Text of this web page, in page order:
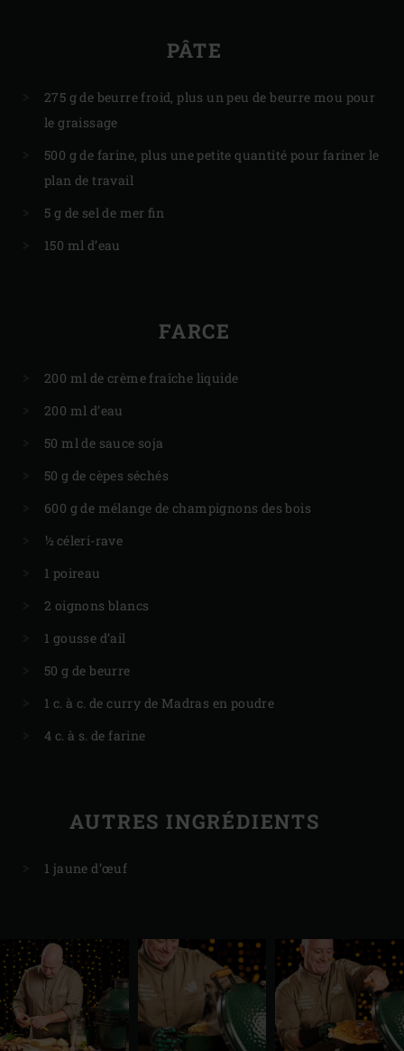
PÂTE
275 g de beurre froid, plus un peu de beurre mou pour
le graissage
500 g de farine, plus une petite quantité pour fariner le
plan de travail
5 g de sel de mer fin
150 ml d’eau
FARCE
200 ml de crème fraîche liquide
200 ml d’eau
50 ml de sauce soja
50 g de cèpes séchés
600 g de mélange de champignons des bois
½ céleri-rave
1 poireau
2 oignons blancs
1 gousse d’ail
50 g de beurre
1 c. à c. de curry de Madras en poudre
4 c. à s. de farine
AUTRES INGRÉDIENTS
1 jaune d’œuf